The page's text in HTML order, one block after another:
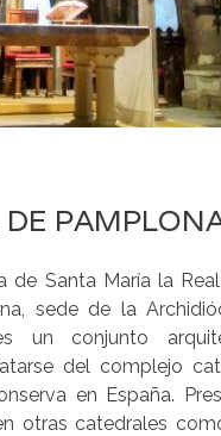
de Santa María la
sede de la
un conjunto
del complejo
en España.
otras catedrales